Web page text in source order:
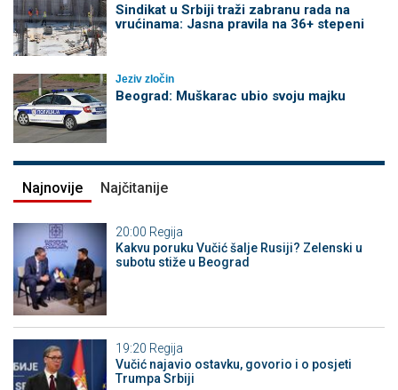
Sindikat u Srbiji traži zabranu rada na
vrućinama: Jasna pravila na 36+ stepeni
Jeziv zločin
Beograd: Muškarac ubio svoju majku
Najnovije Najčitanije
20:00 Regija
Kakvu poruku Vučić šalje Rusiji? Zelenski u
subotu stiže u Beograd
19:20 Regija
Vučić najavio ostavku, govorio i o posjeti
Trumpa Srbiji